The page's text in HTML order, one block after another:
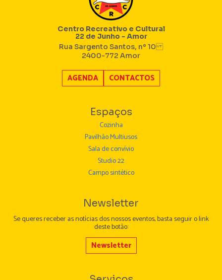
Centro Recreativo e Cultural
22 de Junho - Amor
Rua Sargento Santos, nº 10
2400-772 Amor
AGENDA CONTACTOS
Espaços
Cozinha
Pavilhão Multiusos
Sala de convívio
Studio 22
Campo sintético
Newsletter
Se queres receber as notícias dos nossos eventos, basta seguir o link
deste botão:
Newsletter